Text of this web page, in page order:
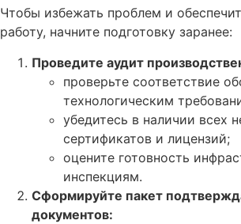
Чтобы избежать проблем и
работу, начните подготовку заранее:
Проведите аудит
проверьте соответствие
технологическим
убедитесь в наличии всех
сертификатов и лицензий;
оцените готовность
инспекциям.
Сформируйте пакет
документов: